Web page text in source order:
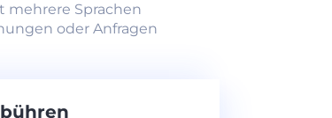
mehrere Sprachen
oder Anfragen